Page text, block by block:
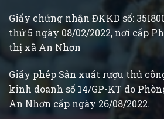
Giấy chứng nhận ĐKKD số:
thứ 5 ngày 08/02/2022, nơi cấp
thị xã An Nhơn
Giấy phép Sản xuất rượu thủ
kinh doanh số 14/GP-KT do
An Nhơn cấp ngày 26/08/2022.